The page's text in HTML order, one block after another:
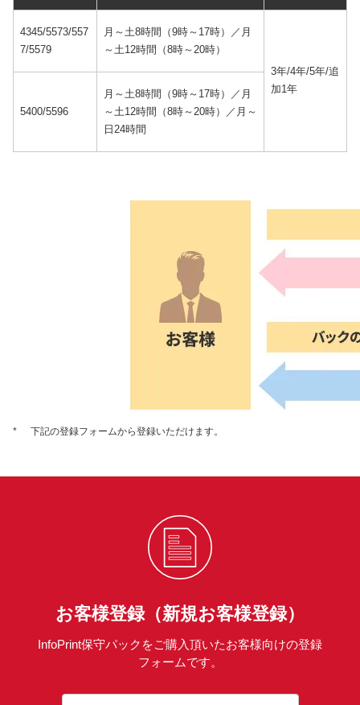
4345/5573/557
7/5579
月～土8時間（9時～17時）／月
～土12時間（8時～20時）
3年/4年/5年/追
加1年
5400/5596
月～土8時間（9時～17時）／月
～土12時間（8時～20時）／月～
日24時間
* 下記の登録フォームから登録いただけます。
お客様登録（新規お客様登録）
InfoPrint保守パックをご購入頂いたお客様向けの登録
フォームです。